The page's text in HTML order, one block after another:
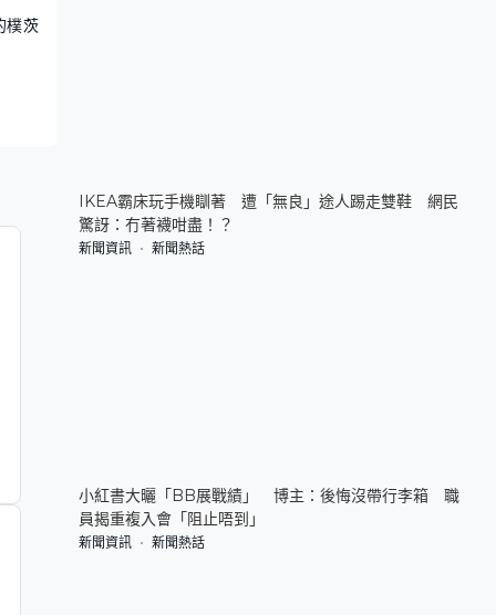
樸茨
IKEA霸床玩手機瞓著 遭「無良」途人踢走雙鞋 網民
驚訝：冇著襪咁盡！？
新聞資訊 新聞熱話
小紅書大曬「BB展戰績」 博主：後悔沒帶行李箱 職
員揭重複入會「阻止唔到」
新聞資訊 新聞熱話